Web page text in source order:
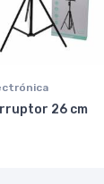
26 cm